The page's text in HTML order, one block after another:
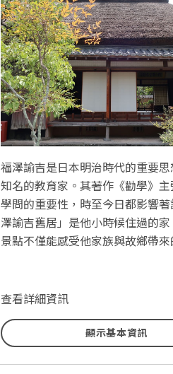
福澤諭吉是日本明治時代的重要
知名的教育家。其著作《勸學》
學問的重要性，時至今日都影響
澤諭吉舊居」是他小時候住過的
景點不僅能感受他家族與故鄉帶
他留下的著作、遺物及書籍等，
顧他的一生，將是個思考他對於
響，以及審視教育重要性的好機
查看詳細資訊
顯示基本資訊